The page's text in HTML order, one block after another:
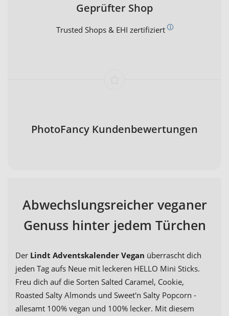
Geprüfter Shop
Trusted Shops & EHI zertifiziert
PhotoFancy Kundenbewertungen
Abwechslungsreicher veganer
Genuss hinter jedem Türchen
Der Lindt Adventskalender Vegan überrascht dich
jeden Tag aufs Neue mit leckeren HELLO Mini Sticks.
Freu dich auf die Sorten Salted Caramel, Cookie,
Roasted Salty Almonds und Sweet'n Salty Popcorn -
allesamt 100% vegan und 100% lecker. Mit diesem